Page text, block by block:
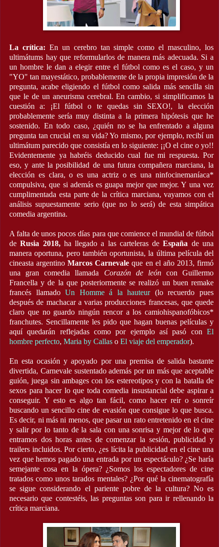
La crítica: En un cerebro tan simple como el masculino, los
ultimátums hay que reformularlos de manera más adecuada. Si a
un hombre le dan a elegir entre el fútbol como es el caso, y un
"YO" tan mayestático, probablemente de la propia impresión de la
pregunta, acabe eligiendo el fútbol como salida más sencilla sin
que le de un aneurisma cerebral. En cambio, si simplificamos la
cuestión a: ¡El fútbol o te quedas sin SEXO!, la elección
probablemente sería muy distinta a la primera hipótesis que he
sostenido. En todo caso, ¿quién no se ha enfrentado a alguna
pregunta tan crucial en su vida? Yo mismo, por ejemplo, recibí un
ultimátum parecido que consistía en lo siguiente: ¡¡O el cine o yo!!
Evidentemente ya habréis deducido cual fue mi respuesta. Por
eso, y ante la posibilidad de una futura compañera marciana, la
elección es clara, o es una actriz o es una ninfocinemaníaca*
compulsiva, que si además es guapa mejor que mejor. Y una vez
cumplimentada esta parte de la crítica marciana, vayamos con el
análisis supuestamente serio (que no lo será) de esta simpática
comedia argentina.
A falta de unos pocos días para que comience el mundial de fútbol
de Rusia 2018,ha llegado a las carteleras de España de una
manera oportuna, pero también oportunista, la última película del
cineasta argentinoMarcos Carnevale que en el año 2013, firmó
una gran comedia llamada Corazón de leóncon Guillermo
Francella y de la que posteriormente se realizó un buen remake
francés llamadoUn Homme á la hauteur(lo recuerdo pues
después de machacar a varias producciones francesas, que quede
claro que no guardo ningún rencor a los camiohispanofóbicos*
franchutes. Sencillamente les pido que hagan buenas películas y
aquí quedarán reflejadas como por ejemplo así pasó con El
hombre perfecto, Maria by Callas o El viaje del emperador).
En esta ocasión y apoyado por una premisa de salida bastante
divertida, Carnevale sustentado además por un más que aceptable
guión, juega sin ambages con los estereotipos y con la batalla de
sexos para hacer lo que toda comedia insustancial debe aspirar a
conseguir. Y esto es algo tan fácil, como hacer reír o sonreír
buscando un sencillo cine de evasión que consigue lo que busca.
Es decir, ni más ni menos, que pasar un rato entretenido en el cine
y salir por lo tanto de la sala con una sonrisa y mejor de lo que
entramos dos horas antes de comenzar la sesión, publicidad y
trailers incluidos. Por cierto, ¿es lícita la publicidad en el cine una
vez que hemos pagado una entrada por un espectáculo? ¿Se haría
semejante cosa en la ópera? ¿Somos los espectadores de cine
tratados como unos tarados mentales? ¿Por qué la cinematografía
se sigue considerando el pariente pobre de la cultura? No es
necesario que contestéis, las preguntas son para ir rellenando la
crítica marciana.